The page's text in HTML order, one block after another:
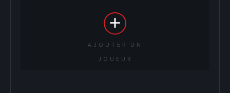
AJOUTER UN
JOUEUR